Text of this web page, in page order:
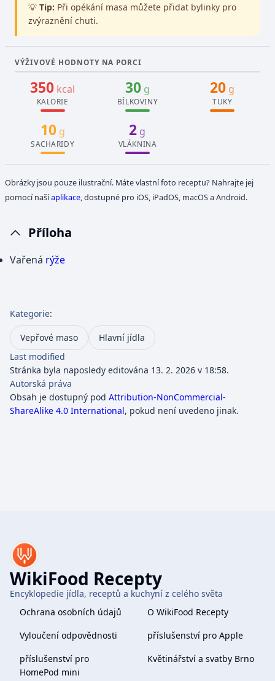
💡 Tip: Při opékání masa můžete přidat bylinky pro
zvýraznění chuti.
VÝŽIVOVÉ HODNOTY NA PORCI
350 kcal
KALORIE
30g
BÍLKOVINY
20 g
TUKY
10g
SACHARIDY
2 g
VLÁKNINA
Obrázky jsou pouze ilustrační. Máte vlastní foto receptu? Nahrajte jej
pomocí našíaplikace , dostupné pro iOS, iPadOS, macOS a Android.
Příloha
Vařená rýže
Kategorie:
Vepřové maso
Hlavní jídla
Last modified
Stránka byla naposledy editována 13. 2. 2026 v 18:58.
Autorská práva
Obsah je dostupný pod Attribution-NonCommercial-
ShareAlike 4.0 International, pokud není uvedeno jinak.
WikiFood Recepty
Encyklopedie jídla, receptů a kuchyní z celého světa
Ochrana osobních údajů
O WikiFood Recepty
Vyloučení odpovědnosti
příslušenství pro Apple
příslušenství pro
HomePod mini
Květinářství a svatby Brno